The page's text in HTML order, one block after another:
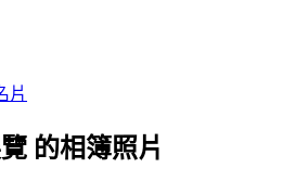
片
的相簿照片